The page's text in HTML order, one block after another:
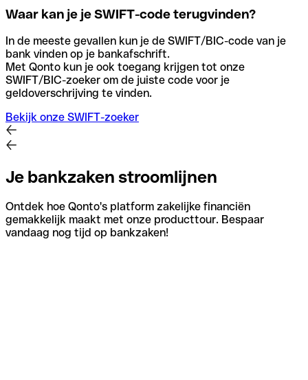
Waar kan je je SWIFT-code terugvinden?
In de meeste gevallen kun je de SWIFT/BIC-code van je
bank vinden op je bankafschrift.
Met Qonto kun je ook toegang krijgen tot onze
SWIFT/BIC-zoeker om de juiste code voor je
geldoverschrijving te vinden.
Bekijk onze SWIFT-zoeker
Je bankzaken stroomlijnen
Ontdek hoe Qonto's platform zakelijke financiën
gemakkelijk maakt met onze producttour. Bespaar
vandaag nog tijd op bankzaken!